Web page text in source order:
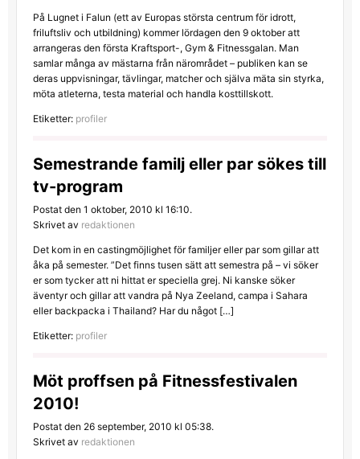
På Lugnet i Falun (ett av Europas största centrum för idrott,
friluftsliv och utbildning) kommer lördagen den 9 oktober att
arrangeras den första Kraftsport-, Gym & Fitnessgalan. Man
samlar många av mästarna från närområdet – publiken kan se
deras uppvisningar, tävlingar, matcher och själva mäta sin styrka,
möta atleterna, testa material och handla kosttillskott.
Etiketter: profiler
Semestrande familj eller par sökes till
tv-program
Postat den 1 oktober, 2010 kl 16:10.
Skrivet av redaktionen
Det kom in en castingmöjlighet för familjer eller par som gillar att
åka på semester. ”Det finns tusen sätt att semestra på – vi söker
er som tycker att ni hittat er speciella grej. Ni kanske söker
äventyr och gillar att vandra på Nya Zeeland, campa i Sahara
eller backpacka i Thailand? Har du något […]
Etiketter: profiler
Möt proffsen på Fitnessfestivalen
2010!
Postat den 26 september, 2010 kl 05:38.
Skrivet av redaktionen